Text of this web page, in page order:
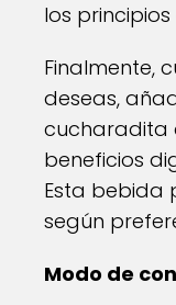
los
Finalmente,
deseas,
cucharadita
beneficios
Esta bebida
según
Modo de